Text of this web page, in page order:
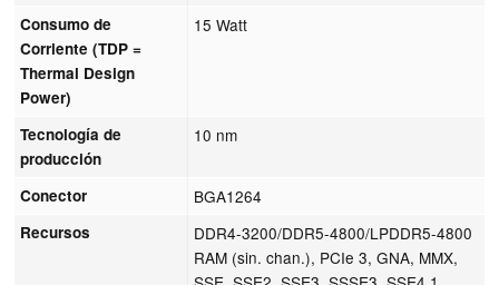
Consumo de
Corriente (TDP =
Thermal Design
Power)
15 Watt
Tecnología de
producción
10 nm
Conector BGA1264
Recursos
DDR4-3200/DDR5-4800/LPDDR5-4800
RAM (sin. chan.), PCIe 3, GNA, MMX,